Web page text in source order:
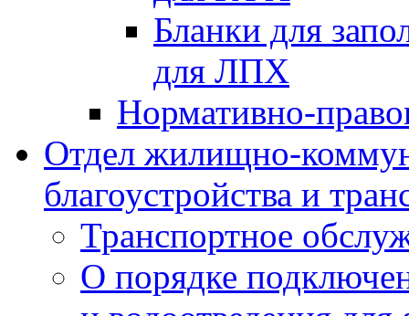
Бланки для
для ЛПХ
Нормативно-
Отдел жилищно-
благоустройства и
Транспортное
О порядке